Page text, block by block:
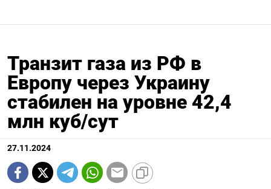
Транзит газа из РФ в
Европу через Украину
стабилен на уровне 42,4
млн куб/сут
27.11.2024